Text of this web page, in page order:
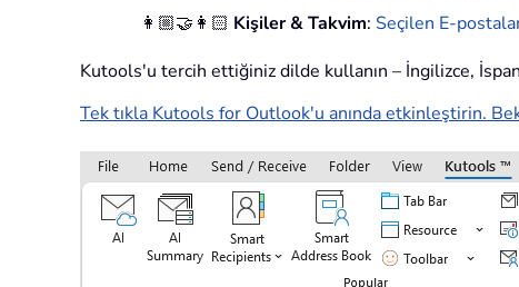
👩🏼‍🤝‍👩🏻 Kişiler & Takvim: Seçilen E-
Kutools'u tercih ettiğiniz dilde kullanın – İngilizce,
Tek tıkla Kutools for Outlook'u anında etkinleştirin.